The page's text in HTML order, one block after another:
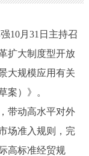
10月31日主持召
扩大制度型开放
大规模应用有关
案）》。
带动高水平对外
场准入规则，完
高标准经贸规